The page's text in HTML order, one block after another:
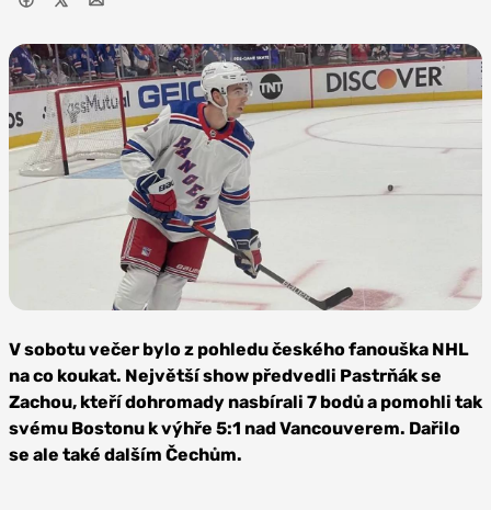
CC BY-SA 4.0
V sobotu večer bylo z pohledu českého fanouška NHL
na co koukat. Největší show předvedli Pastrňák se
Zachou, kteří dohromady nasbírali 7 bodů a pomohli tak
svému Bostonu k výhře 5:1 nad Vancouverem. Dařilo
se ale také dalším Čechům.